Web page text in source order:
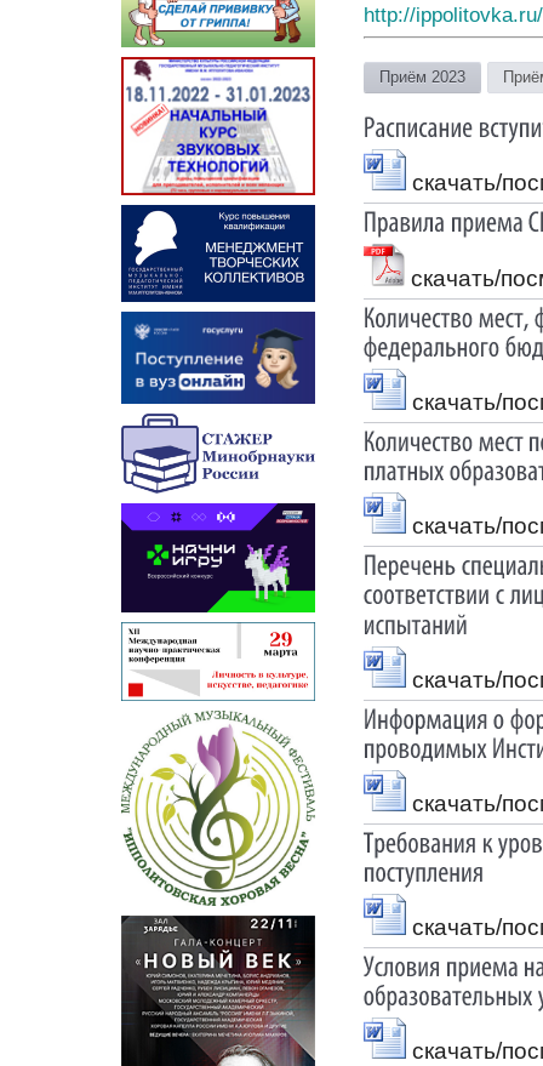
http://
Приём 2023
скачать/
скачать/
скачать/
скачать/
скачать/
скачать/
скачать/
скачать/